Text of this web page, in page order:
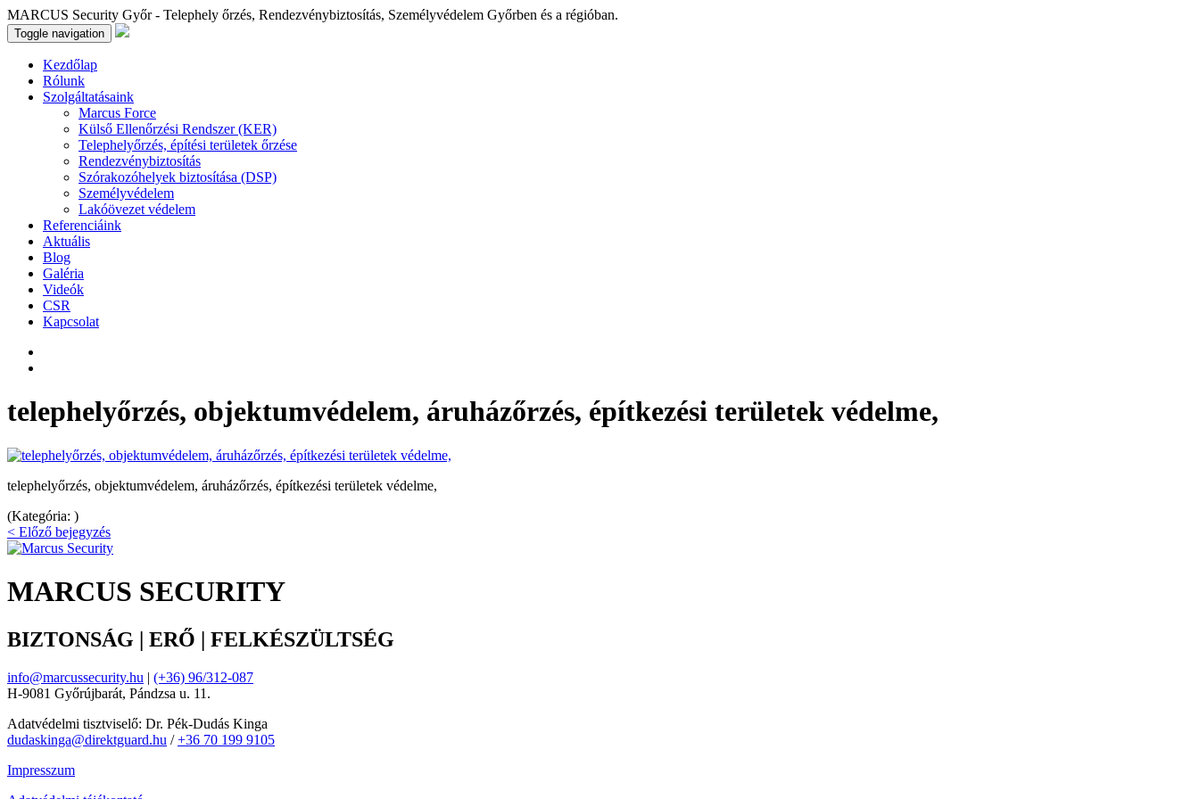
MARCUS Security Győr - Telephely őrzés, Rendezvénybiztosítás, Személyvédelem Győrben és a régióban.
Toggle navigation
Kezdőlap
Rólunk
Szolgáltatásaink
Marcus Force
Külső Ellenőrzési Rendszer (KER)
Telephelyőrzés, építési területek őrzése
Rendezvénybiztosítás
Szórakozóhelyek biztosítása (DSP)
Személyvédelem
Lakóövezet védelem
Referenciáink
Aktuális
Blog
Galéria
Videók
CSR
Kapcsolat
telephelyőrzés, objektumvédelem, áruházőrzés, építkezési területek védelme,
telephelyőrzés, objektumvédelem, áruházőrzés, építkezési területek védelme,
(Kategória: )
< Előző bejegyzés
MARCUS SECURITY
BIZTONSÁG | ERŐ | FELKÉSZÜLTSÉG
info@marcussecurity.hu | (+36) 96/312-087
H-9081 Győrújbarát, Pándzsa u. 11.
Adatvédelmi tisztviselő: Dr. Pék-Dudás Kinga
dudaskinga@direktguard.hu /+36 70 199 9105
Impresszum